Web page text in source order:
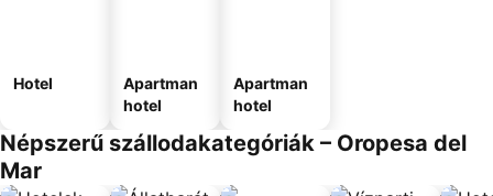
Hotel
Apartman
hotel
Apartman
hotel
Népszerű szállodakategóriák – Oropesa del
Mar